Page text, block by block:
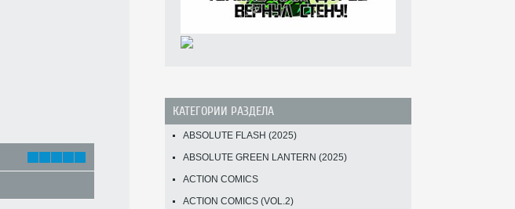
КАТЕГОРИИ РАЗДЕЛА
ABSOLUTE FLASH (2025)
ABSOLUTE GREEN LANTERN (2025)
ACTION COMICS
ACTION COMICS (VOL.2)